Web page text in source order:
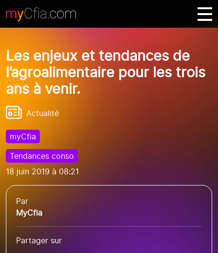
Les enjeux et tendances de
l’agroalimentaire pour les trois
ans à venir.
Actualité
myCfia
Tendances conso
18 juin 2019 à 08:21
Par
MyCfia
Partager sur